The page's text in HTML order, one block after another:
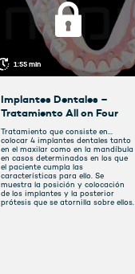
1:55 min
Implantes Dentales –
Tratamiento All on Four
Tratamiento que consiste en
colocar 4 implantes dentales tanto
en el maxilar como en la mandíbula
en casos determinados en los que
el paciente cumpla las
características para ello. Se
muestra la posición y colocación
de los implantes y la posterior
prótesis que se atornilla sobre ellos.